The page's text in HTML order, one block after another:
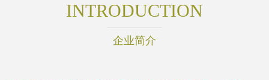
INTRODUCTION
企业简介